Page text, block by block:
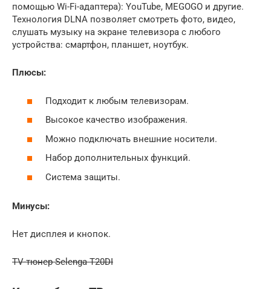
помощью Wi-Fi-адаптера): YouTube, MEGOGO и другие.
Технология DLNA позволяет смотреть фото, видео,
слушать музыку на экране телевизора с любого
устройства: смартфон, планшет, ноутбук.
Плюсы:
Подходит к любым телевизорам.
Высокое качество изображения.
Можно подключать внешние носители.
Набор дополнительных функций.
Система защиты.
Минусы:
Нет дисплея и кнопок.
TV-тюнер Selenga T20DI